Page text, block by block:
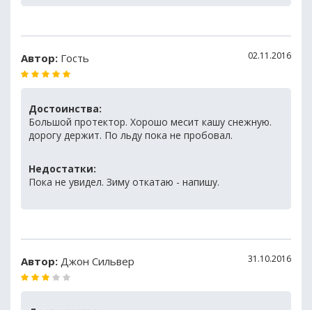
Автор: Гость 02.11.2016
Достоинства:
Большой протектор. Хорошо месит кашу снежную.
дорогу держит. По льду пока не пробовал.
Недостатки:
Пока не увидел. Зиму откатаю - напишу.
Автор: Джон Сильвер 31.10.2016